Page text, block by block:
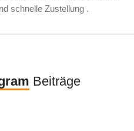
schnelle Zustellung .
Beiträge